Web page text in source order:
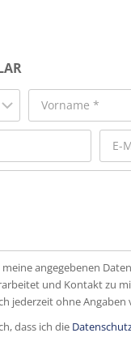
meine angegebenen
und Kontakt zu
jederzeit ohne
dass ich die